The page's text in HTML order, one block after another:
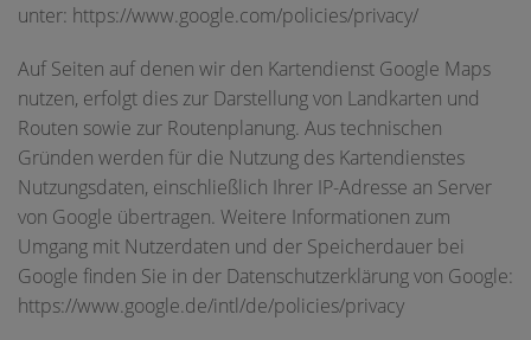
unter: https://www.google.com/policies/privacy/
Auf Seiten auf denen wir den Kartendienst Google Maps
nutzen, erfolgt dies zur Darstellung von Landkarten und
Routen sowie zur Routenplanung. Aus technischen
Gründen werden für die Nutzung des Kartendienstes
Nutzungsdaten, einschließlich Ihrer IP-Adresse an Server
von Google übertragen. Weitere Informationen zum
Umgang mit Nutzerdaten und der Speicherdauer bei
Google finden Sie in der Datenschutzerklärung von Google:
https://www.google.de/intl/de/policies/privacy